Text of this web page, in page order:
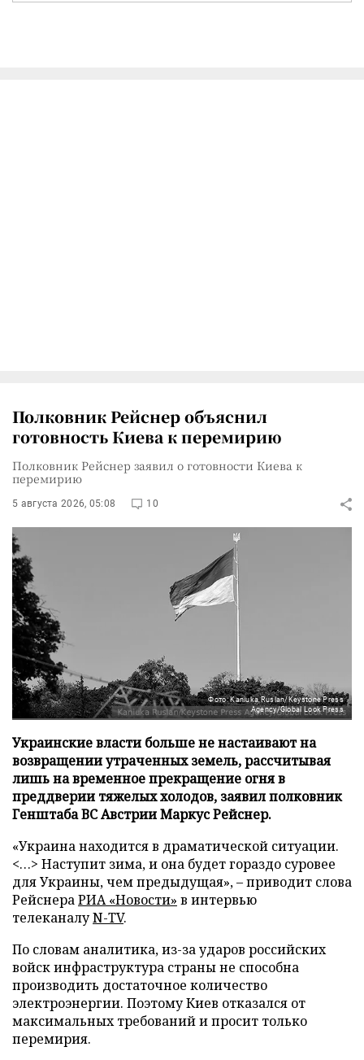
Полковник Рейснер объяснил
готовность Киева к перемирию
Полковник Рейснер заявил о готовности Киева к
перемирию
5 августа 2026, 05:08 10
Фото: Kaniuka Ruslan/Keystone Press
Agency/Global Look Press
Украинские власти больше не настаивают на
возвращении утраченных земель, рассчитывая
лишь на временное прекращение огня в
преддверии тяжелых холодов, заявил полковник
Генштаба ВС Австрии Маркус Рейснер.
«Украина находится в драматической ситуации.
<…> Наступит зима, и она будет гораздо суровее
для Украины, чем предыдущая», – приводит слова
РейснераРИА «Новости» в интервью
телеканалуN-TV.
По словам аналитика, из-за ударов российских
войск инфраструктура страны не способна
производить достаточное количество
электроэнергии. Поэтому Киев отказался от
максимальных требований и просит только
перемирия.